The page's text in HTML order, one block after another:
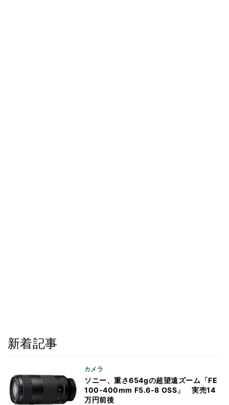
新着記事
カメラ
ソニー、重さ654gの超望遠ズーム「FE
100-400mm F5.6-8 OSS」 実売14
万円前後